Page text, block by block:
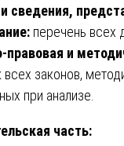
сведения,
перечень всех
правовая и
всех законов,
при анализе.
часть: